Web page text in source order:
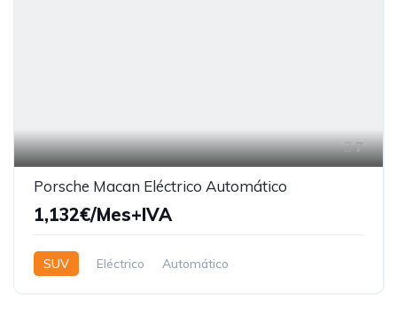
7
Porsche Macan Eléctrico Automático
1,132€/Mes+IVA
SUV Eléctrico Automático